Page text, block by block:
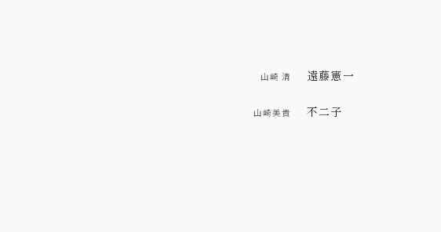
山崎 清 遠藤憲一
山崎美貴 不二子